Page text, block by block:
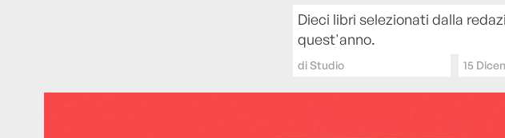
Dieci libri selezionati dalla
quest'anno.
diStudio 15